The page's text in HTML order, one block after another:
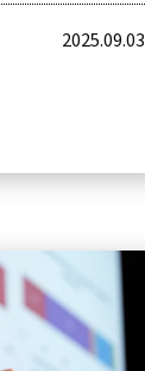
2025.09.03